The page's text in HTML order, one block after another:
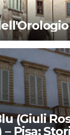
(Giuli
Pisa: